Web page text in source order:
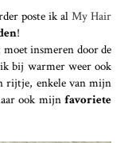
poste ik al My Hair
!
insmeren door de
bij warmer weer ook
rijtje, enkele van mijn
ook mijn favoriete